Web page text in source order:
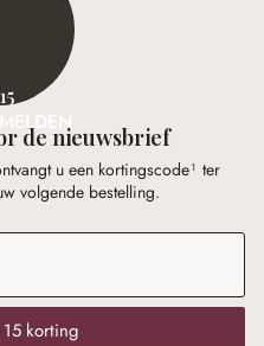
de nieuwsbrief
u een kortingscode¹ ter
volgende bestelling.
korting